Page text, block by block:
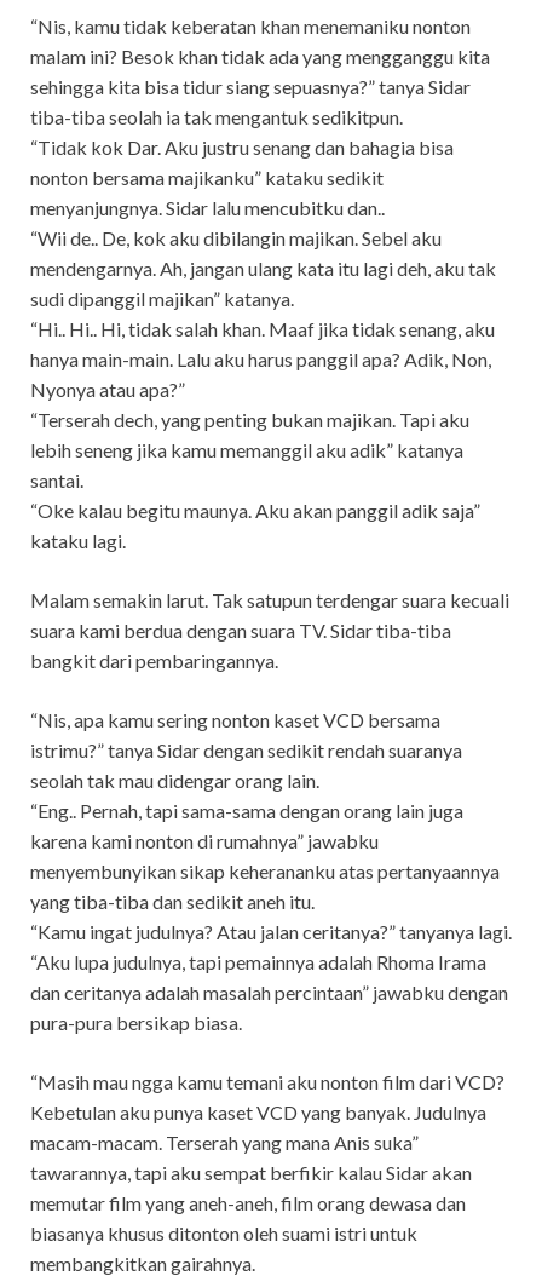
“Nis, kamu tidak keberatan khan menemaniku nonton
malam ini? Besok khan tidak ada yang mengganggu kita
sehingga kita bisa tidur siang sepuasnya?” tanya Sidar
tiba-tiba seolah ia tak mengantuk sedikitpun.
“Tidak kok Dar. Aku justru senang dan bahagia bisa
nonton bersama majikanku” kataku sedikit
menyanjungnya. Sidar lalu mencubitku dan..
“Wii de.. De, kok aku dibilangin majikan. Sebel aku
mendengarnya. Ah, jangan ulang kata itu lagi deh, aku tak
sudi dipanggil majikan” katanya.
“Hi.. Hi.. Hi, tidak salah khan. Maaf jika tidak senang, aku
hanya main-main. Lalu aku harus panggil apa? Adik, Non,
Nyonya atau apa?”
“Terserah dech, yang penting bukan majikan. Tapi aku
lebih seneng jika kamu memanggil aku adik” katanya
santai.
“Oke kalau begitu maunya. Aku akan panggil adik saja”
kataku lagi.
Malam semakin larut. Tak satupun terdengar suara kecuali
suara kami berdua dengan suara TV. Sidar tiba-tiba
bangkit dari pembaringannya.
“Nis, apa kamu sering nonton kaset VCD bersama
istrimu?” tanya Sidar dengan sedikit rendah suaranya
seolah tak mau didengar orang lain.
“Eng.. Pernah, tapi sama-sama dengan orang lain juga
karena kami nonton di rumahnya” jawabku
menyembunyikan sikap keherananku atas pertanyaannya
yang tiba-tiba dan sedikit aneh itu.
“Kamu ingat judulnya? Atau jalan ceritanya?” tanyanya lagi.
“Aku lupa judulnya, tapi pemainnya adalah Rhoma Irama
dan ceritanya adalah masalah percintaan” jawabku dengan
pura-pura bersikap biasa.
“Masih mau ngga kamu temani aku nonton film dari VCD?
Kebetulan aku punya kaset VCD yang banyak. Judulnya
macam-macam. Terserah yang mana Anis suka”
tawarannya, tapi aku sempat berfikir kalau Sidar akan
memutar film yang aneh-aneh, film orang dewasa dan
biasanya khusus ditonton oleh suami istri untuk
membangkitkan gairahnya.